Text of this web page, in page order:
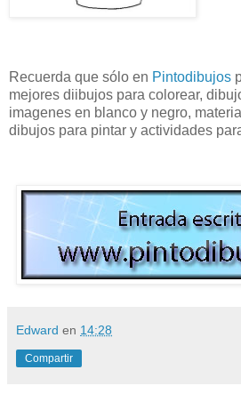
Recuerda que sólo en Pintodibujos
mejores diibujos para colorear,
imagenes en blanco y negro,
dibujos para pintar y actividades
Edward en 14:28
Compartir